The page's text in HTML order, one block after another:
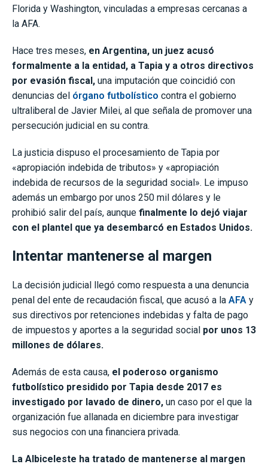
Florida y Washington, vinculadas a empresas cercanas a
la AFA.
Hace tres meses, en Argentina, un juez acusó
formalmente a la entidad, a Tapia y a otros directivos
por evasión fiscal, una imputación que coincidió con
denuncias del órgano futbolístico contra el gobierno
ultraliberal de Javier Milei, al que señala de promover una
persecución judicial en su contra.
La justicia dispuso el procesamiento de Tapia por
«apropiación indebida de tributos» y «apropiación
indebida de recursos de la seguridad social». Le impuso
además un embargo por unos 250 mil dólares y le
prohibió salir del país, aunque finalmente lo dejó viajar
con el plantel que ya desembarcó en Estados Unidos.
Intentar mantenerse al margen
La decisión judicial llegó como respuesta a una denuncia
penal del ente de recaudación fiscal, que acusó a la AFA y
sus directivos por retenciones indebidas y falta de pago
de impuestos y aportes a la seguridad social por unos 13
millones de dólares.
Además de esta causa, el poderoso organismo
futbolístico presidido por Tapia desde 2017 es
investigado por lavado de dinero, un caso por el que la
organización fue allanada en diciembre para investigar
sus negocios con una financiera privada.
La Albiceleste ha tratado de mantenerse al margen